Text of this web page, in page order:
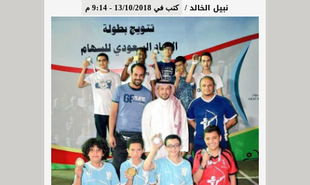
نبيل الخالد / كتب في 13/10/2018 - 9:14 م